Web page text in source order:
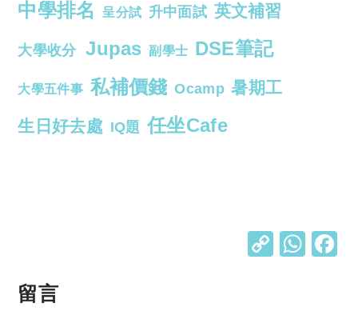
中學排名 呈分試 升中面試 英文補習
大學收分 Jupas 副學士 DSE筆記
大學五件事 私補價錢 Ocamp 暑期工
生日好去處 IQ題 任坐Cafe
C W
留言